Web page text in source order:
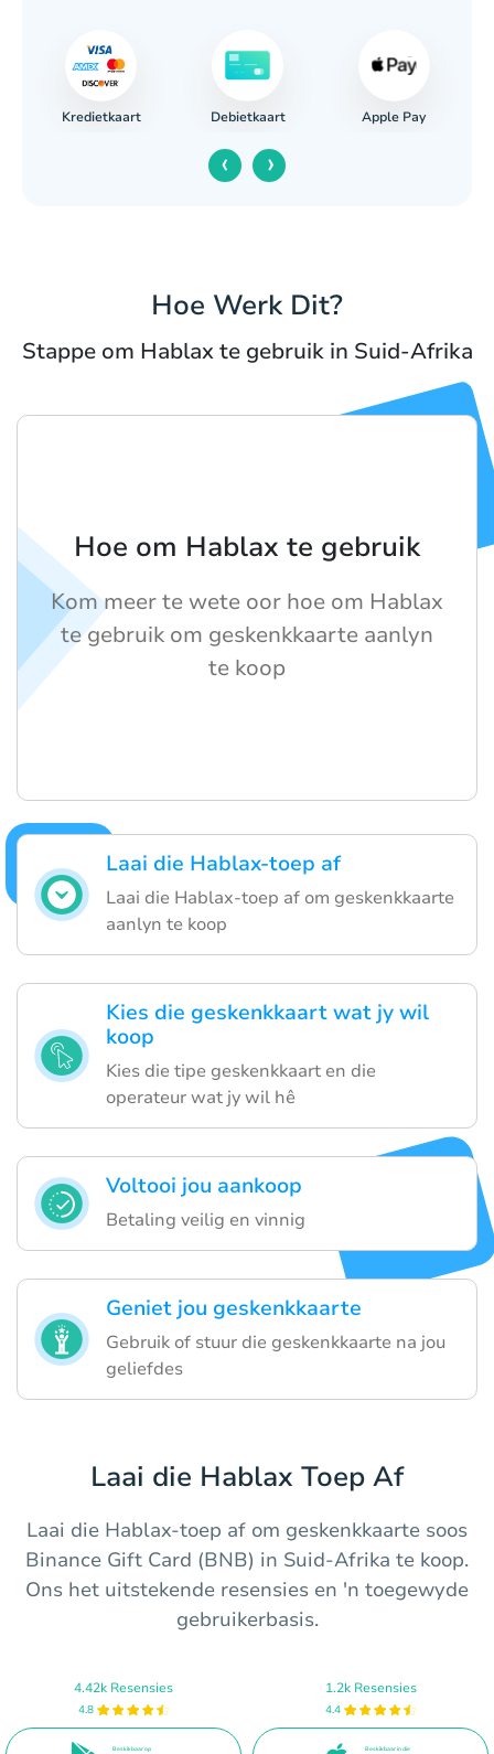
Kredietkaart Debietkaart Apple Pay
‹ ›
Hoe Werk Dit?
Stappe om Hablax te gebruik in Suid-Afrika
Laai die Hablax-toep af
Laai die Hablax-toep af om geskenkkaarte
aanlyn te koop
Kies die geskenkkaart wat jy wil
koop
Kies die tipe geskenkkaart en die
operateur wat jy wil hê
Voltooi jou aankoop
Betaling veilig en vinnig
Geniet jou geskenkkaarte
Gebruik of stuur die geskenkkaarte na jou
geliefdes
Hoe om Hablax te gebruik
Kom meer te wete oor hoe om Hablax
te gebruik om geskenkkaarte aanlyn
te koop
Laai die Hablax Toep Af
Laai die Hablax-toep af om geskenkkaarte soos
Binance Gift Card (BNB) in Suid-Afrika te koop.
Ons het uitstekende resensies en 'n toegewyde
gebruikerbasis.
4.42k Resensies
4.8
Beskikbaar op
1.2k Resensies
4.4
Beskikbaar in die